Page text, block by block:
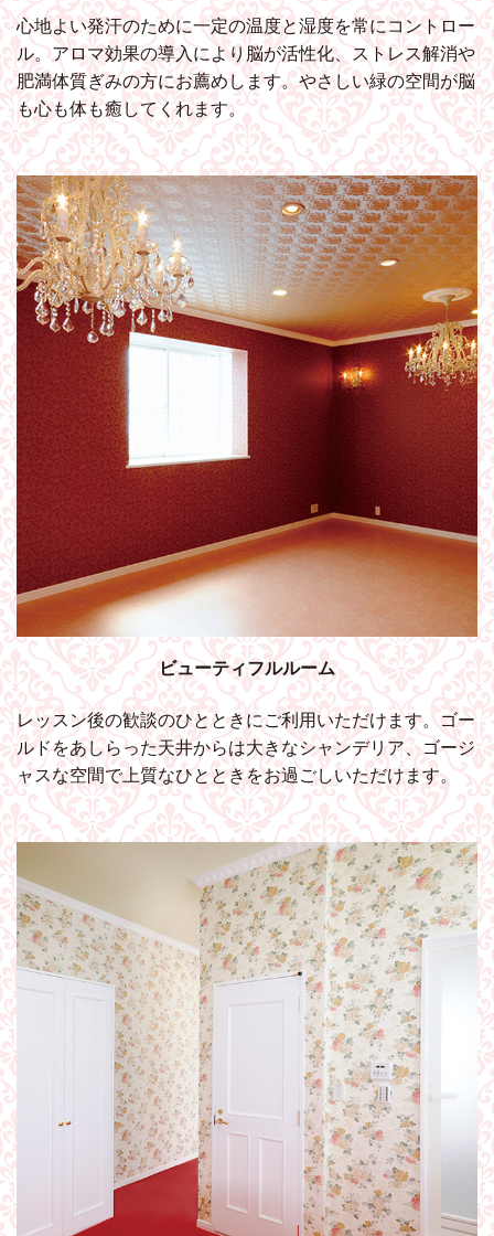
心地よい発汗のために一定の温度と湿度を常にコントロー
ル。アロマ効果の導入により脳が活性化、ストレス解消や
肥満体質ぎみの方にお薦めします。やさしい緑の空間が脳
も心も体も癒してくれます。
ビューティフルルーム
レッスン後の歓談のひとときにご利用いただけます。ゴー
ルドをあしらった天井からは大きなシャンデリア、ゴージ
ャスな空間で上質なひとときをお過ごしいただけます。